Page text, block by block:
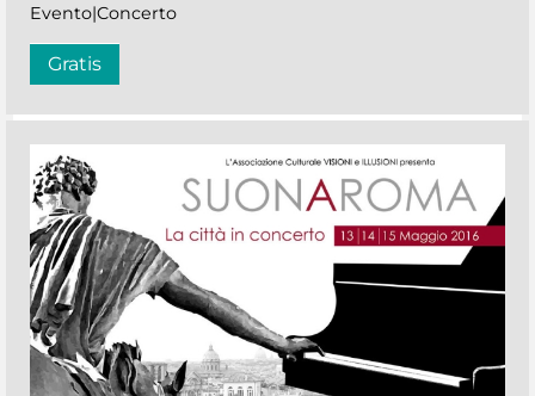
Evento|Concerto
Gratis